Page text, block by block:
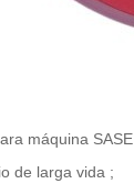
máquina SASE
de larga vida ;